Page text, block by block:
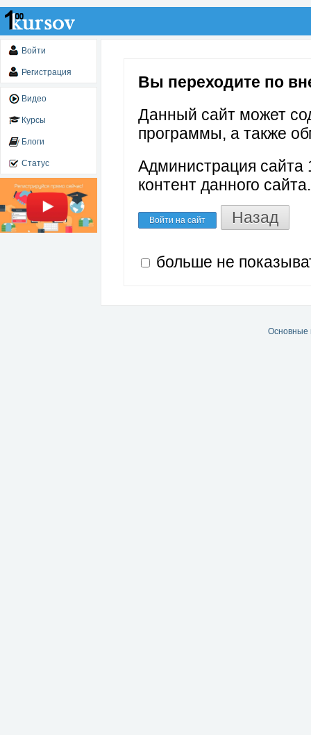
Войти
Регистрация
Видео
Курсы
Блоги
Статус
Вы переходите по
Данный сайт может
программы, а также
Администрация сайта
контент данного сайта.
Войти на сайт Назад
больше не
Основные